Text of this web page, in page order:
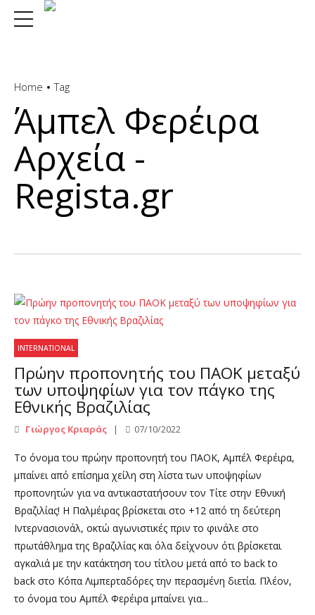
Home Tag
Άμπελ Φερέιρα
Αρχεία -
Regista.gr
INTERNATIONAL
Πρώην προπονητής του ΠΑΟΚ μεταξύ
των υποψηφίων για τον πάγκο της
Εθνικής Βραζιλίας
Γιώργος Κριαράς 07/10/2022
Το όνομα του πρώην προπονητή του ΠΑΟΚ, Αμπέλ Φερέιρα,
μπαίνει από επίσημα χείλη στη λίστα των υποψηφίων
προπονητών για να αντικαστατήσουν τον Τίτε στην Εθνική
Βραζιλίας! Η Παλμέιρας βρίσκεται στο +12 από τη δεύτερη
Ιντερνασιονάλ, οκτώ αγωνιστικές πριν το φινάλε στο
πρωτάθλημα της Βραζιλίας και όλα δείχνουν ότι βρίσκεται
αγκαλιά με την κατάκτηση του τίτλου μετά από το back to
back στο Κόπα Λιμπερταδόρες την περασμένη διετία. Πλέον,
το όνομα του Αμπέλ Φερέιρα μπαίνει για...